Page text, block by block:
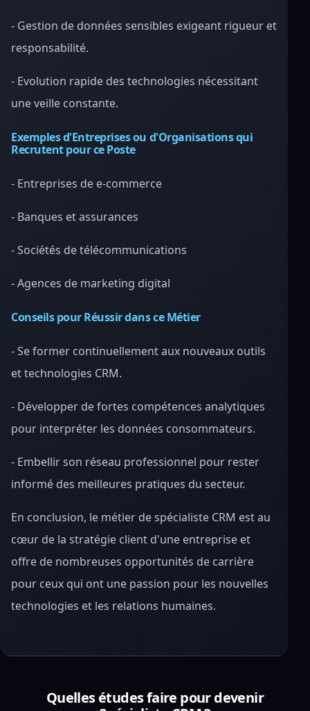
- Gestion de données sensibles exigeant rigueur et
responsabilité.
- Evolution rapide des technologies nécessitant
une veille constante.
Exemples d'Entreprises ou d'Organisations qui
Recrutent pour ce Poste
- Entreprises de e-commerce
- Banques et assurances
- Sociétés de télécommunications
- Agences de marketing digital
Conseils pour Réussir dans ce Métier
- Se former continuellement aux nouveaux outils
et technologies CRM.
- Développer de fortes compétences analytiques
pour interpréter les données consommateurs.
- Embellir son réseau professionnel pour rester
informé des meilleures pratiques du secteur.
En conclusion, le métier de spécialiste CRM est au
cœur de la stratégie client d'une entreprise et
offre de nombreuses opportunités de carrière
pour ceux qui ont une passion pour les nouvelles
technologies et les relations humaines.
Quelles études faire pour devenir